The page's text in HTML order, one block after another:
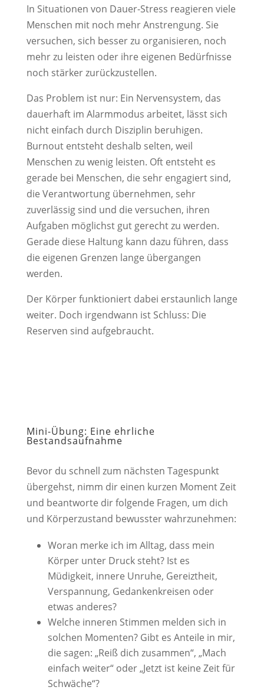
In Situationen von Dauer-Stress reagieren viele
Menschen mit noch mehr Anstrengung. Sie
versuchen, sich besser zu organisieren, noch
mehr zu leisten oder ihre eigenen Bedürfnisse
noch stärker zurückzustellen.
Das Problem ist nur: Ein Nervensystem, das
dauerhaft im Alarmmodus arbeitet, lässt sich
nicht einfach durch Disziplin beruhigen.
Burnout entsteht deshalb selten, weil
Menschen zu wenig leisten. Oft entsteht es
gerade bei Menschen, die sehr engagiert sind,
die Verantwortung übernehmen, sehr
zuverlässig sind und die versuchen, ihren
Aufgaben möglichst gut gerecht zu werden.
Gerade diese Haltung kann dazu führen, dass
die eigenen Grenzen lange übergangen
werden.
Der Körper funktioniert dabei erstaunlich lange
weiter. Doch irgendwann ist Schluss: Die
Reserven sind aufgebraucht.
Mini-Übung: Eine ehrliche
Bestandsaufnahme
Bevor du schnell zum nächsten Tagespunkt
übergehst, nimm dir einen kurzen Moment Zeit
und beantworte dir folgende Fragen, um dich
und Körperzustand bewusster wahrzunehmen:
Woran merke ich im Alltag, dass mein
Körper unter Druck steht? Ist es
Müdigkeit, innere Unruhe, Gereiztheit,
Verspannung, Gedankenkreisen oder
etwas anderes?
Welche inneren Stimmen melden sich in
solchen Momenten? Gibt es Anteile in mir,
die sagen: „Reiß dich zusammen“, „Mach
einfach weiter“ oder „Jetzt ist keine Zeit für
Schwäche“?